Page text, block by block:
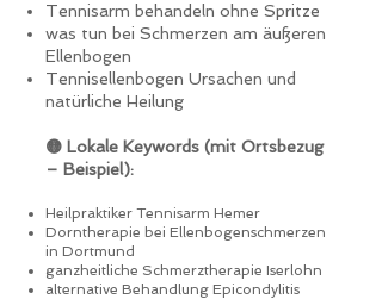
Tennisarm behandeln ohne Spritze
was tun bei Schmerzen am äußeren
Ellenbogen
Tennisellenbogen Ursachen und
natürliche Heilung
🟡 Lokale Keywords (mit Ortsbezug
– Beispiel):
Heilpraktiker Tennisarm Hemer
Dorntherapie bei Ellenbogenschmerzen
in Dortmund
ganzheitliche Schmerztherapie Iserlohn
alternative Behandlung Epicondylitis